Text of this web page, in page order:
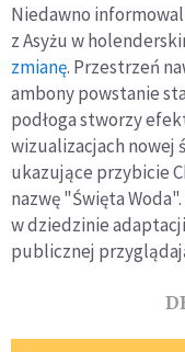
Niedawno
z Asyżu w
zmianę. Przestrzeń
ambony powstanie
podłoga stworzy
wizualizacjach nowej
ukazujące przybicie
nazwę "Święta
w dziedzinie
publicznej